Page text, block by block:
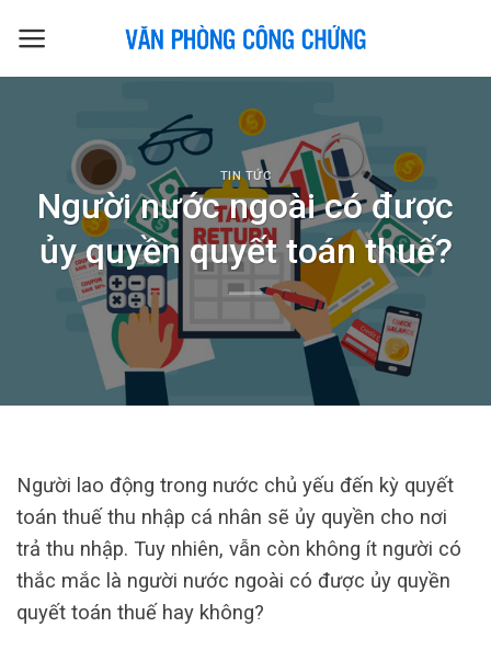
TIN TỨC
Người nước ngoài có được
ủy quyền quyết toán thuế?
Người lao động trong nước chủ yếu đến kỳ quyết
toán thuế thu nhập cá nhân sẽ ủy quyền cho nơi
trả thu nhập. Tuy nhiên, vẫn còn không ít người có
thắc mắc là người nước ngoài có được ủy quyền
quyết toán thuế hay không?